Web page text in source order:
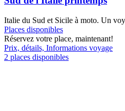
Italie du Sud et Sicile à moto. Un
Places disponibles
Réservez votre place, maintenant!
Prix, détails, Informations voyage
2 places disponibles